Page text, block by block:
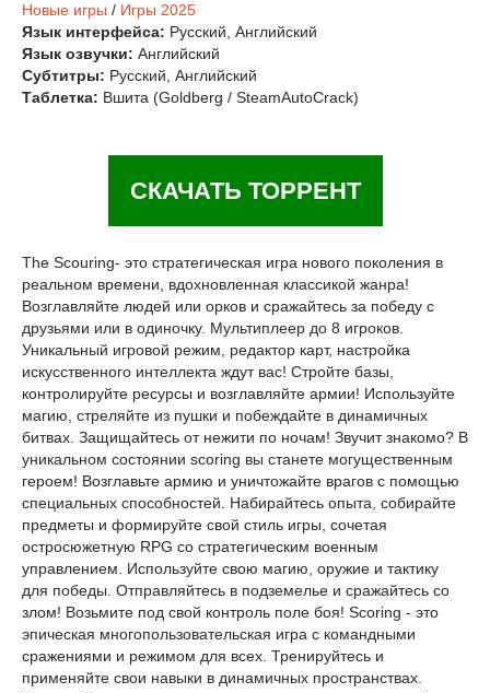
Новые игры / Игры 2025
Язык интерфейса: Русский, Английский
Язык озвучки: Английский
Субтитры: Русский, Английский
Таблетка: Вшита (Goldberg / SteamAutoCrack)
СКАЧАТЬ ТОРРЕНТ
The Scouring- это стратегическая игра нового поколения в
реальном времени, вдохновленная классикой жанра!
Возглавляйте людей или орков и сражайтесь за победу с
друзьями или в одиночку. Мультиплеер до 8 игроков.
Уникальный игровой режим, редактор карт, настройка
искусственного интеллекта ждут вас! Стройте базы,
контролируйте ресурсы и возглавляйте армии! Используйте
магию, стреляйте из пушки и побеждайте в динамичных
битвах. Защищайтесь от нежити по ночам! Звучит знакомо? В
уникальном состоянии scoring вы станете могущественным
героем! Возглавьте армию и уничтожайте врагов с помощью
специальных способностей. Набирайтесь опыта, собирайте
предметы и формируйте свой стиль игры, сочетая
остросюжетную RPG со стратегическим военным
управлением. Используйте свою магию, оружие и тактику
для победы. Отправляйтесь в подземелье и сражайтесь со
злом! Возьмите под свой контроль поле боя! Scoring - это
эпическая многопользовательская игра с командными
сражениями и режимом для всех. Тренируйтесь и
применяйте свои навыки в динамичных пространствах.